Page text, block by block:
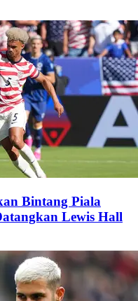
Bintang Piala
Lewis Hall